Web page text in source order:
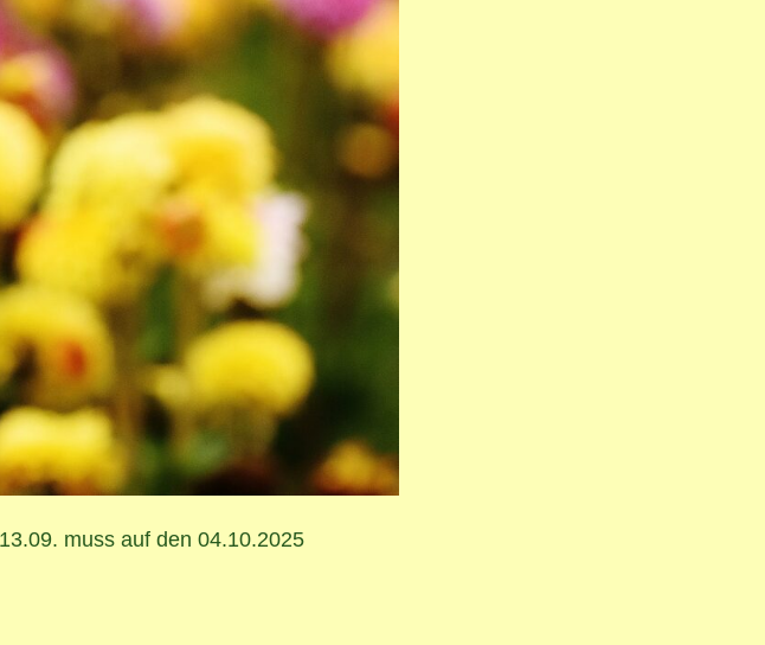
muss auf den 04.10.2025